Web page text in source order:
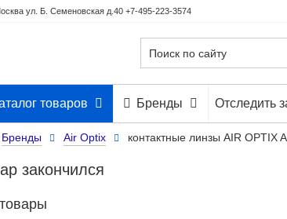
ул. Б. Семеновская д.40 +7-495-223-3574
товаров Бренды Отследить
Бренды Air Optix контактные линзы AIR OPTIX
закончился